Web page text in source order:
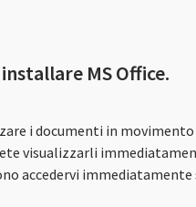
MS Office.
i documenti in
visualizzarli
accedervi immediatamente